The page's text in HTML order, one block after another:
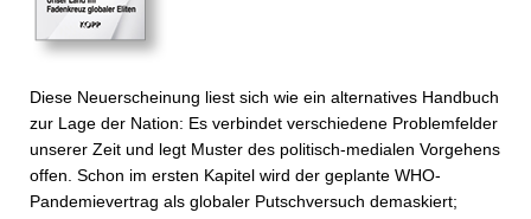
Diese Neuerscheinung liest sich wie ein alternatives Handbuch
zur Lage der Nation: Es verbindet verschiedene Problemfelder
unserer Zeit und legt Muster des politisch-medialen Vorgehens
offen. Schon im ersten Kapitel wird der geplante WHO-
Pandemievertrag als globaler Putschversuch demaskiert;